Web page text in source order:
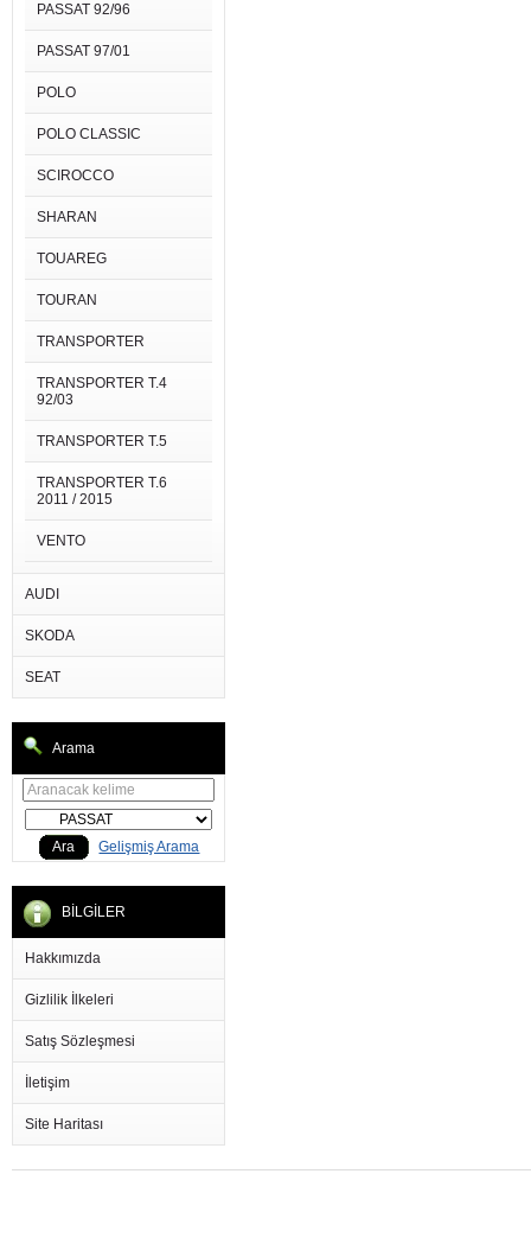
PASSAT 92/96
PASSAT 97/01
POLO
POLO CLASSIC
SCIROCCO
SHARAN
TOUAREG
TOURAN
TRANSPORTER
TRANSPORTER T.4
92/03
TRANSPORTER T.5
TRANSPORTER T.6
2011 / 2015
VENTO
AUDI
SKODA
SEAT
Arama
Ara Gelişmiş Arama
BİLGİLER
Hakkımızda
Gizlilik İlkeleri
Satış Sözleşmesi
İletişim
Site Haritası